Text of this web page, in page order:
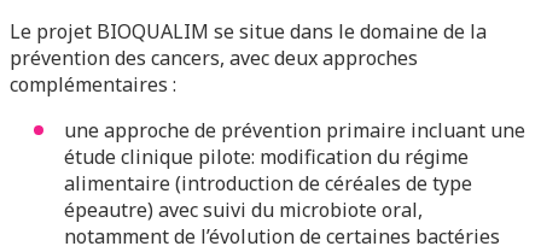
Le projet BIOQUALIM se situe dans le domaine de la
prévention des cancers, avec deux approches
complémentaires :
une approche de prévention primaire incluant une
étude clinique pilote: modification du régime
alimentaire (introduction de céréales de type
épeautre) avec suivi du microbiote oral,
notamment de l’évolution de certaines bactéries